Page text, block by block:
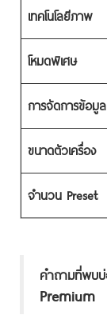
เทคโนโลยีภาพ
โหมดพิเศษ
การจัดการข้อมูล
ขนาดตัวเครื่อง
จำนวน Preset
คำถามที่พบ
Premium